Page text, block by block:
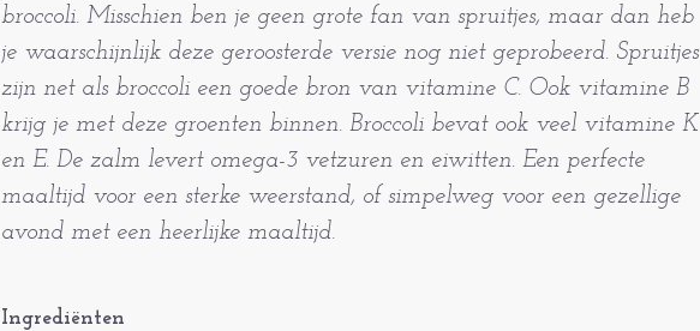
broccoli. Misschien ben je geen grote fan van spruitjes, maar dan heb
je waarschijnlijk deze geroosterde versie nog niet geprobeerd. Spruitjes
zijn net als broccoli een goede bron van vitamine C. Ook vitamine B
krijg je met deze groenten binnen. Broccoli bevat ook veel vitamine K
en E. De zalm levert omega-3 vetzuren en eiwitten. Een perfecte
maaltijd voor een sterke weerstand, of simpelweg voor een gezellige
avond met een heerlijke maaltijd.
Ingrediënten